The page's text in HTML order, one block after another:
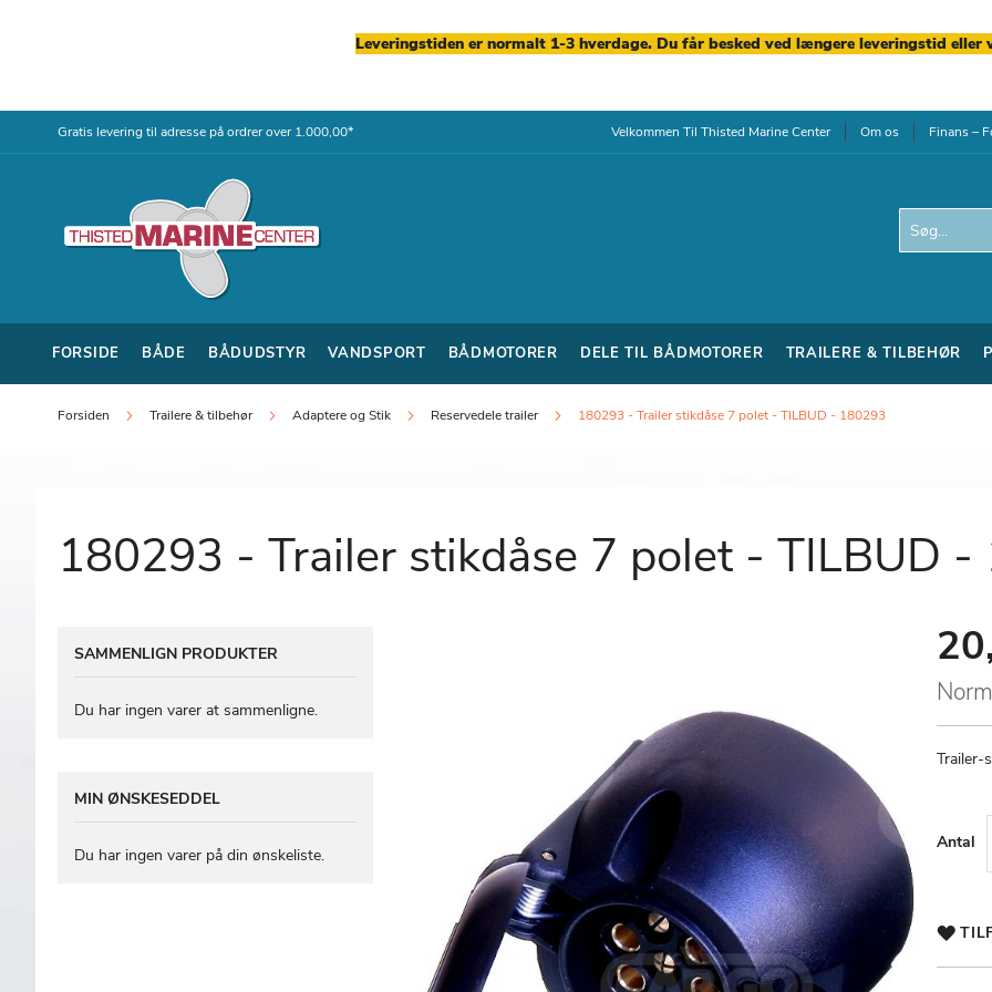
Leveringstiden er normalt 1-3 hverdage. Du får besked ved længere leveringstid eller
Gratis levering til adresse på ordrer over 1.000,00*Skip
Velkommen Til Thisted Marine Center Om os Finans –
Search
FORSIDE BÅDE BÅDUDSTYR VANDSPORT BÅDMOTORER DELE TIL BÅDMOTORER TRAILERE & TILBEHØR
Forsiden Trailere & tilbehør Adaptere og Stik Reservedele trailer 180293 - Trailer stikdåse 7 polet - TILBUD - 180293
180293 - Trailer stikdåse 7 polet - TILBUD
Price
Trailer-
Antal
SAMMENLIGN PRODUKTER
Du har ingen varer at sammenligne.
MIN ØNSKESEDDEL
Du har ingen varer på din ønskeliste.